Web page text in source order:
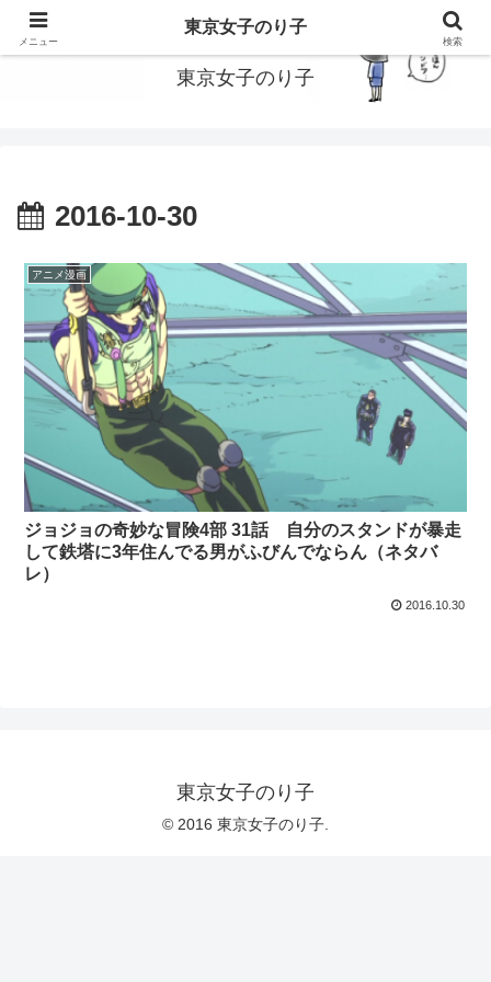
東京で働いてる女子のり子のブログです
東京女子のり子
2016-10-30
アニメ漫画
ジョジョの奇妙な冒険4部 31話 自分のスタンドが暴走
して鉄塔に3年住んでる男がふびんでならん（ネタバ
レ）
2016.10.30
東京女子のり子
© 2016 東京女子のり子.
メニュー
東京女子のり子
検索